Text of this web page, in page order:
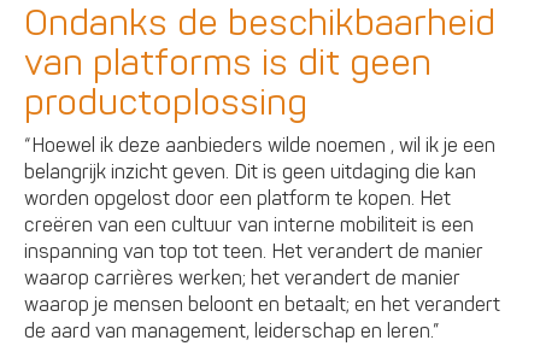
Ondanks de beschikbaarheid
van platforms is dit geen
productoplossing
“Hoewel ik deze aanbieders wilde noemen , wil ik je een
belangrijk inzicht geven. Dit is geen uitdaging die kan
worden opgelost door een platform te kopen. Het
creëren van een cultuur van interne mobiliteit is een
inspanning van top tot teen. Het verandert de manier
waarop carrières werken; het verandert de manier
waarop je mensen beloont en betaalt; en het verandert
de aard van management, leiderschap en leren.”